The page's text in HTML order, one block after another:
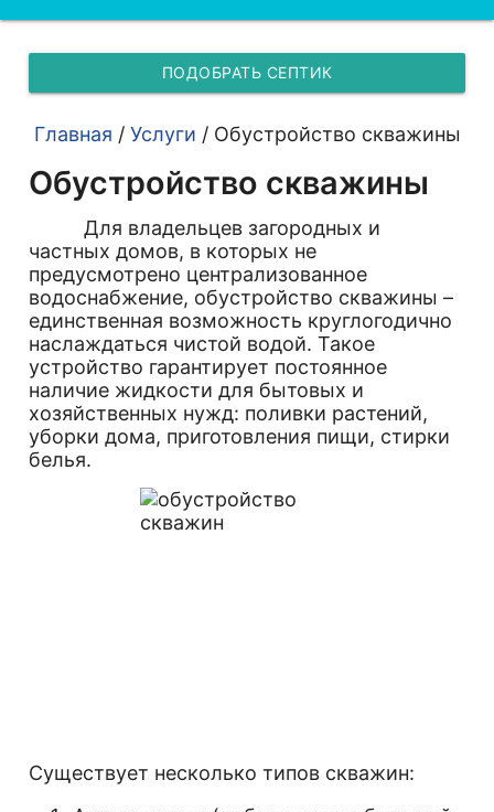
ПОДОБРАТЬ СЕПТИК
Главная / Услуги / Обустройство скважины
Обустройство скважины
Для владельцев загородных и
частных домов, в которых не
предусмотрено централизованное
водоснабжение, обустройство скважины –
единственная возможность круглогодично
наслаждаться чистой водой. Такое
устройство гарантирует постоянное
наличие жидкости для бытовых и
хозяйственных нужд: поливки растений,
уборки дома, приготовления пищи, стирки
белья.
Существует несколько типов скважин: